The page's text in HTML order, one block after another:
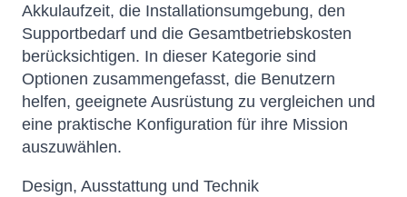
Akkulaufzeit, die Installationsumgebung, den
Supportbedarf und die Gesamtbetriebskosten
berücksichtigen. In dieser Kategorie sind
Optionen zusammengefasst, die Benutzern
helfen, geeignete Ausrüstung zu vergleichen und
eine praktische Konfiguration für ihre Mission
auszuwählen.
Design, Ausstattung und Technik